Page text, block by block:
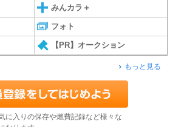
みんカラ＋
フォト
【PR】オークション
もっと見る
に入りの保存や燃費記録など様々な